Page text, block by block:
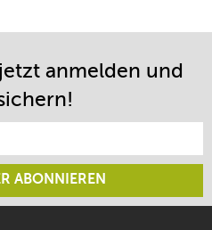
anmelden und
ABONNIEREN